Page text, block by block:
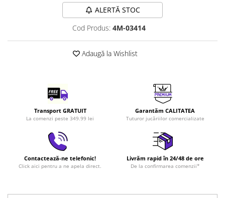
LEGO Creator Expert
LEGO Architecture
ALERTĂ STOC
Cod Produs: 4M-03414
Adaugă la Wishlist
Transport GRATUIT
La comenzi peste 349.99 lei
Garantăm CALITATEA
Tuturor jucăriilor comercializate
Contactează-ne telefonic!
Click aici pentru a ne apela direct.
Livrăm rapid în 24/48 de ore
De la confirmarea comenzii*